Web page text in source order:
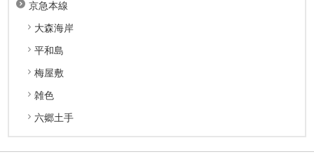
京急本線
大森海岸
平和島
梅屋敷
雑色
六郷土手